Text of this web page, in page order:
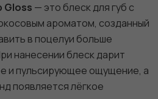
Gloss — это блеск для губ с
ароматом, созданный
в поцелуи больше
нанесении блеск дарит
и пульсирующее ощущение, а
появляется лёгкое